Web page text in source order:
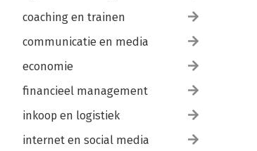
coaching en trainen
communicatie en media
economie
financieel management
inkoop en logistiek
internet en social media